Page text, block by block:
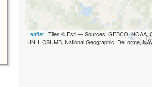
Leaflet | Tiles © Esri — Sources: GEBCO, NOAA,
UNH, CSUMB, National Geographic, DeLorme,